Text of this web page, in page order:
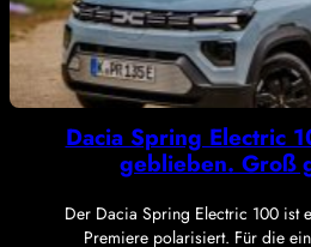
Dacia Spring Electric
geblieben. Groß
Der Dacia Spring Electric 100 ist
Premiere polarisiert. Für die